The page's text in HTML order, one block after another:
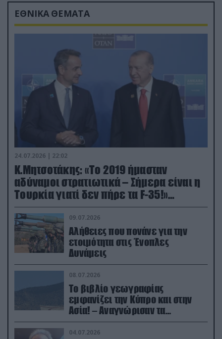
ΕΘΝΙΚΑ ΘΕΜΑΤΑ
24.07.2026 | 22:02
Κ.Μητσοτάκης: «Το 2019 ήμασταν
αδύναμοι στρατιωτικά – Σήμερα είναι η
Τουρκία γιατί δεν πήρε τα F-35!»
(βίντεο)
09.07.2026
Αλήθειες που πονάνε για την
ετοιμότητα στις Ένοπλες
Δυνάμεις
08.07.2026
Το βιβλίο γεωγραφίας
εμφανίζει την Κύπρο και στην
Ασία! – Αναγνώρισαν τα
κατεχόμενα; (φωτο)
04.07.2026